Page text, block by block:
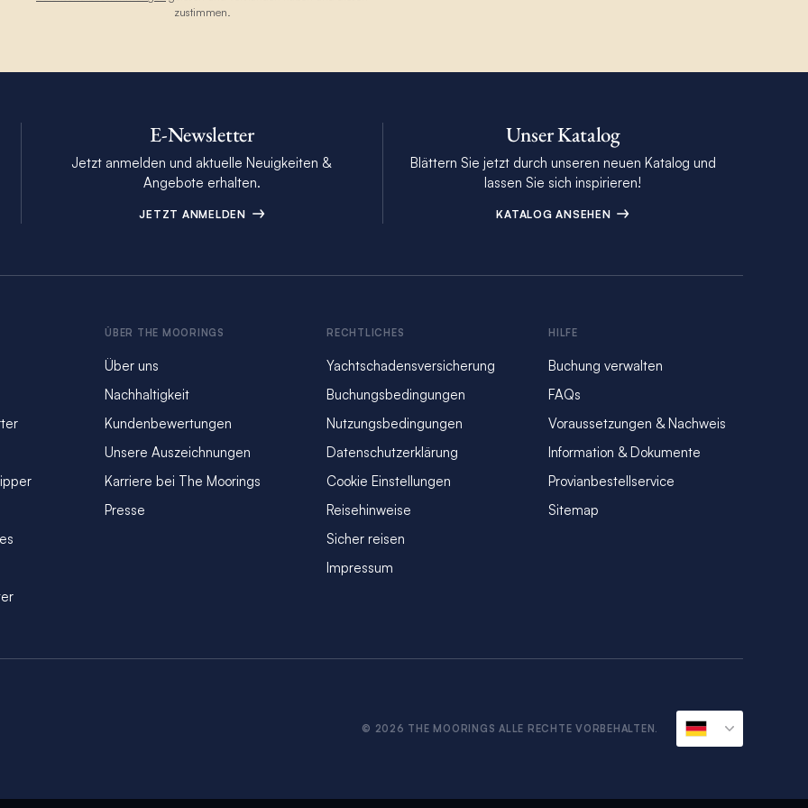
die die Küste der
auch ein lebendiges
Erkunden Sie die
spazieren, in
stöbern können.
und traditionelle
zustimmen.
E-Newsletter
Jetzt anmelden und aktuelle Neuigkeiten &
Angebote erhalten.
JETZT ANMELDEN
Unser Katalog
Blättern Sie jetzt durch unseren neuen Katalog und
lassen Sie sich inspirieren!
KATALOG ANSEHEN
ÜBER THE MOORINGS
Über uns
Nachhaltigkeit
Kundenbewertungen
Unsere Auszeichnungen
Karriere bei The Moorings
Presse
RECHTLICHES
Yachtschadensversicherung
Buchungsbedingungen
Nutzungsbedingungen
Datenschutzerklärung
Cookie Einstellungen
Reisehinweise
Sicher reisen
Impressum
HILFE
Buchung verwalten
FAQs
Voraussetzungen & Nachweis
Information & Dokumente
Provianbestellservice
Sitemap
© 2026 THE MOORINGS ALLE RECHTE VORBEHALTEN.